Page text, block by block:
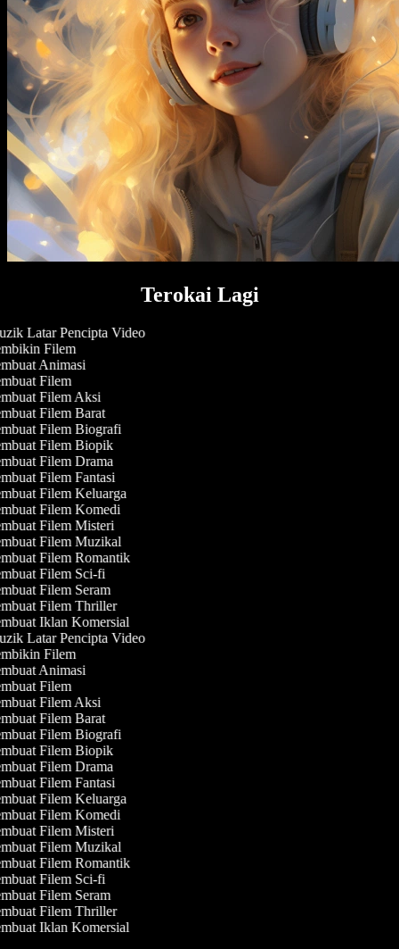
Terokai Lagi
Latar Pencipta Video
Filem
Animasi
Filem
Filem Aksi
Filem Barat
Filem Biografi
Filem Biopik
Filem Drama
Filem Fantasi
Filem Keluarga
Filem Komedi
Filem Misteri
Filem Muzikal
Filem Romantik
Filem Sci-fi
Filem Seram
Filem Thriller
Iklan Komersial
Latar Pencipta Video
Filem
Animasi
Filem
Filem Aksi
Filem Barat
Filem Biografi
Filem Biopik
Filem Drama
Filem Fantasi
Filem Keluarga
Filem Komedi
Filem Misteri
Filem Muzikal
Filem Romantik
Filem Sci-fi
Filem Seram
Filem Thriller
Iklan Komersial